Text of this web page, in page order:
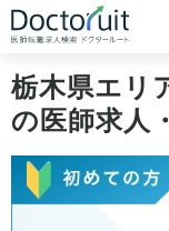
栃木県エリ
の医師求人